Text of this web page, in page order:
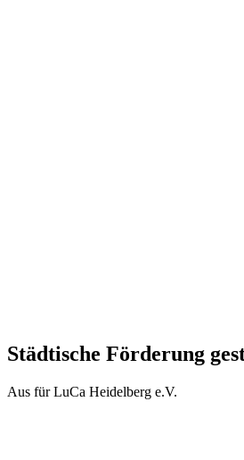
Städtische Förderung
Aus für LuCa Heidelberg e.V.